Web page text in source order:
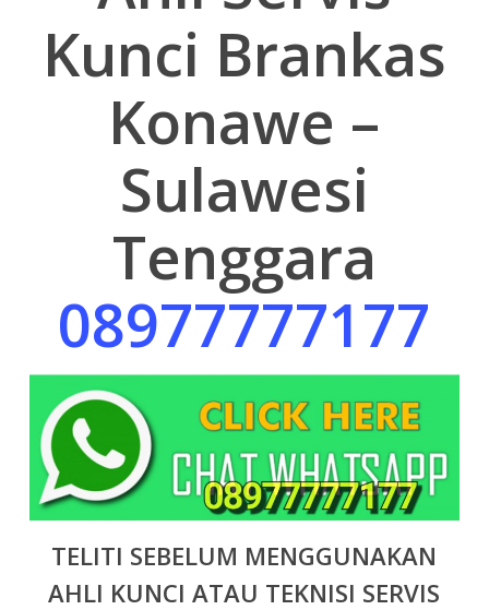
Kunci Brankas
Konawe –
Sulawesi
Tenggara
08977777177
TELITI SEBELUM MENGGUNAKAN
AHLI KUNCI ATAU TEKNISI SERVIS